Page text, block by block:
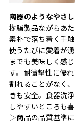
陶器のようなやさ
樹脂製品ながらあ
素朴で落ち着く手
使うたびに愛着が
までも美味しく感
す。耐衝撃性に優
割れることがなく
きも安全。食器洗
しやすいところも
▷商品の品質基準